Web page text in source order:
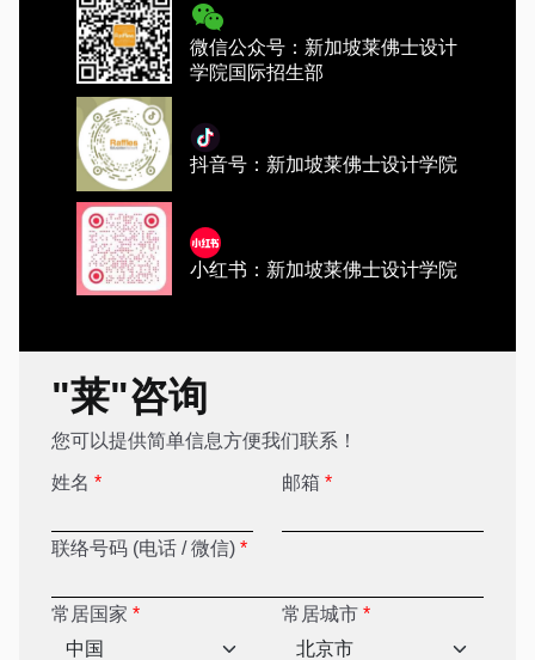
微信公众号：新加坡莱佛士设计
学院国际招生部
抖音号：新加坡莱佛士设计学院
小红书：新加坡莱佛士设计学院
"莱"咨询
您可以提供简单信息方便我们联系！
姓名 * 邮箱 *
联络号码 (电话 / 微信) *
常居国家 * 常居城市 *